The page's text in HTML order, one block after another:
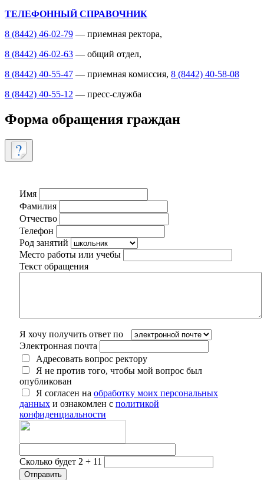
ТЕЛЕФОННЫЙ СПРАВОЧНИК
8 (8442) 46-02-79 — приемная ректора,
8 (8442) 46-02-63 — общий отдел,
8 (8442) 40-55-47 — приемная комиссия, 8 (8442) 40-58-08
8 (8442) 40-55-12 — пресс-служба
Форма обращения граждан
Имя
Фамилия
Отчество
Телефон
Род занятий
Место работы или учебы
Текст обращения
Я хочу получить ответ по
Электронная почта
Адресовать вопрос ректору
Я не против того, чтобы мой вопрос был
опубликован
Я согласен на обработку моих персональных
данных и ознакомлен с политикой
конфиденциальности
Сколько будет 2 + 11